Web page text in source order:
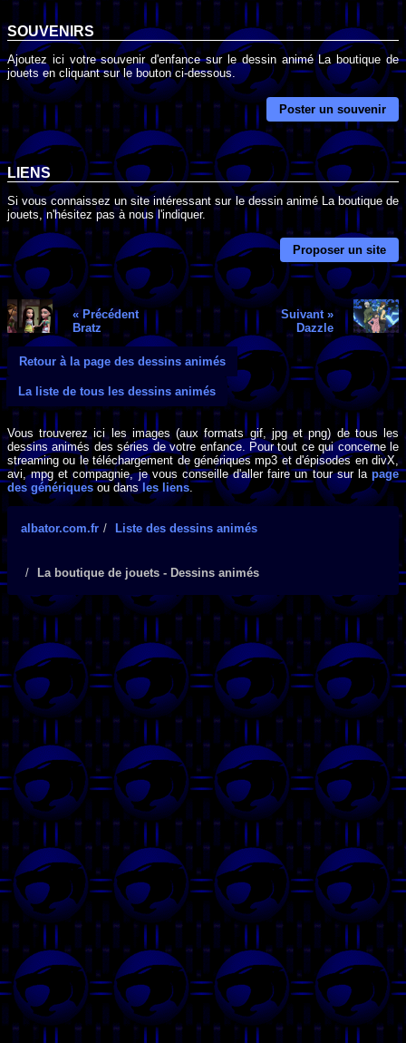
SOUVENIRS
Ajoutez ici votre souvenir d'enfance sur le dessin animé La boutique de
jouets en cliquant sur le bouton ci-dessous.
Poster un souvenir
LIENS
Si vous connaissez un site intéressant sur le dessin animé La boutique de
jouets, n'hésitez pas à nous l'indiquer.
Proposer un site
« Précédent
Bratz
Suivant »
Dazzle
Retour à la page des dessins animés
La liste de tous les dessins animés
Vous trouverez ici les images (aux formats gif, jpg et png) de tous les
dessins animés des séries de votre enfance. Pour tout ce qui concerne le
streaming ou le téléchargement de génériques mp3 et d'épisodes en divX,
avi, mpg et compagnie, je vous conseille d'aller faire un tour sur la page
des génériques ou dans les liens
albator.com.fr Liste des dessins animés
La boutique de jouets - Dessins animés